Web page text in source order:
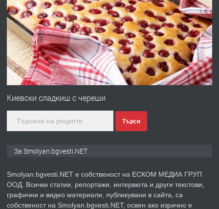
ПРЕДЛАГА
УДЪЛЖАВАНЕ НА ЧОВЕШКИЯТ
ЖИВОТ И ПОДОБРЯВАНЕ НА
НЕГОВОТО КАЧЕСТВО
преди 2 години
ПРЕДЛАГА Имот в Северна Гърция, до Кавала
преди 2 години
ПРЕДЛАГА
Киевски сладкиш с череши
Търси
За Smolyan.bgvesti.NET
Smolyan.bgvesti.NET е собственост на ЕСКОМ МЕДИА ГРУП
ООД. Всички статии, репортажи, интервюта и други текстови,
графични и видео материали, публикувани в сайта, са
собственост на Smolyan.bgvesti.NET, освен ако изрично е